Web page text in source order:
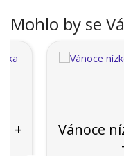
Mohlo by se
Vánoce
+